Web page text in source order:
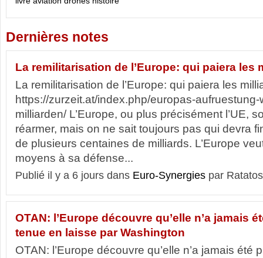
Dernières notes
La remilitarisation de l’Europe: qui paiera les
La remilitarisation de l’Europe: qui paiera les
https://zurzeit.at/index.php/europas-
milliarden/ L’Europe, ou plus précisément l’UE,
réarmer, mais on ne sait toujours pas qui devra
de plusieurs centaines de milliards. L’Europe
moyens à sa défense...
Publié il y a 6 jours dans Euro-Synergies par
OTAN: l’Europe découvre qu’elle n’a jamais
tenue en laisse par Washington
OTAN: l’Europe découvre qu’elle n’a jamais été